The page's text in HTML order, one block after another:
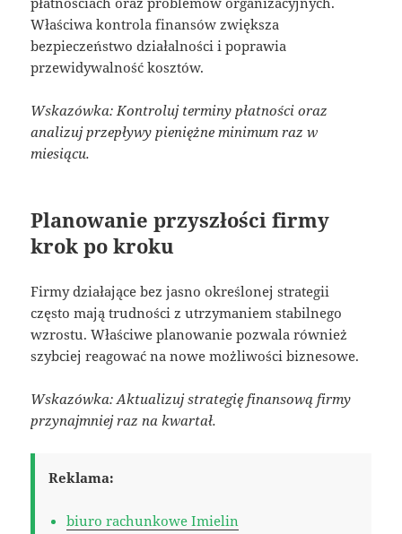
Właściwa kontrola finansów zwiększa
bezpieczeństwo działalności i poprawia
przewidywalność kosztów.
Wskazówka: Kontroluj terminy płatności oraz
analizuj przepływy pieniężne minimum raz w
miesiącu.
Planowanie przyszłości firmy
krok po kroku
Firmy działające bez jasno określonej strategii
często mają trudności z utrzymaniem stabilnego
wzrostu. Właściwe planowanie pozwala również
szybciej reagować na nowe możliwości biznesowe.
Wskazówka: Aktualizuj strategię finansową firmy
przynajmniej raz na kwartał.
Reklama:
biuro rachunkowe Imielin